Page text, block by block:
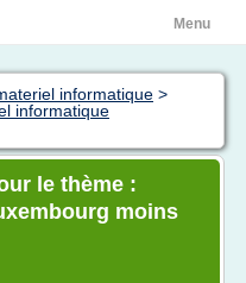
Menu
informatique >
informatique
le thème :
moins